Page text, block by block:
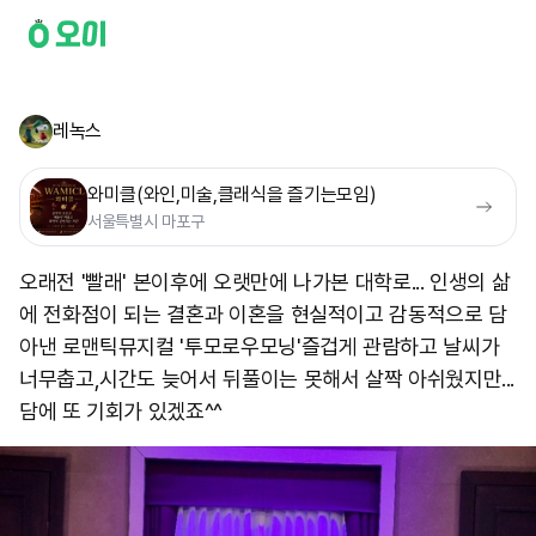
레녹스
와미클(와인,미술,클래식을 즐기는모임)
서울특별시 마포구
오래전 '빨래' 본이후에 오랫만에 나가본 대학로... 인생의 삶
에 전화점이 되는 결혼과 이혼을 현실적이고 감동적으로 담
아낸 로맨틱뮤지컬 '투모로우모닝' ​즐겁게 관람하고 날씨가
너무춥고,시간도 늦어서 뒤풀이는 못해서 살짝 아쉬웠지만...
담에 또 기회가 있겠죠^^